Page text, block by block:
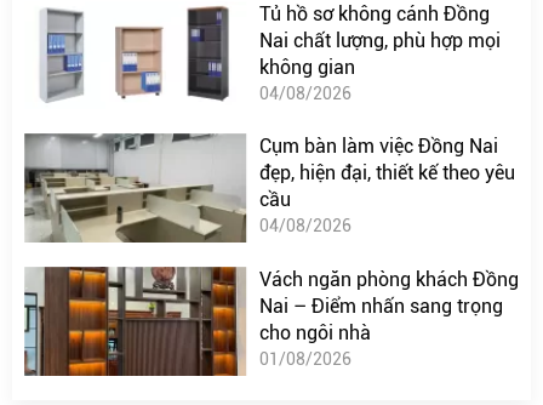
Tủ hồ sơ không cánh Đồng
Nai chất lượng, phù hợp mọi
không gian
04/08/2026
Cụm bàn làm việc Đồng Nai
đẹp, hiện đại, thiết kế theo yêu
cầu
04/08/2026
Vách ngăn phòng khách Đồng
Nai – Điểm nhấn sang trọng
cho ngôi nhà
01/08/2026